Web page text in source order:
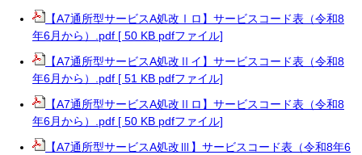
【A7通所型サービスA処改Ⅰロ】サービスコード表（令和8
年6月から）.pdf [ 50 KB pdfファイル]
【A7通所型サービスA処改Ⅱイ】サービスコード表（令和8
年6月から）.pdf [ 51 KB pdfファイル]
【A7通所型サービスA処改Ⅱロ】サービスコード表（令和8
年6月から）.pdf [ 50 KB pdfファイル]
【A7通所型サービスA処改Ⅲ】サービスコード表（令和8年6